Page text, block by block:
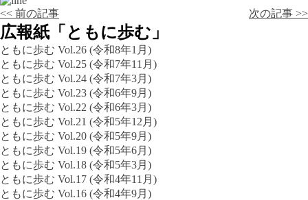
<< 前の記事 次の記事 >>
広報紙「ともに歩む」
ともに歩む Vol.26 (令和8年1月)
ともに歩む Vol.25 (令和7年11月)
ともに歩む Vol.24 (令和7年3月)
ともに歩む Vol.23 (令和6年9月)
ともに歩む Vol.22 (令和6年3月)
ともに歩む Vol.21 (令和5年12月)
ともに歩む Vol.20 (令和5年9月)
ともに歩む Vol.19 (令和5年6月)
ともに歩む Vol.18 (令和5年3月)
ともに歩む Vol.17 (令和4年11月)
ともに歩む Vol.16 (令和4年9月)